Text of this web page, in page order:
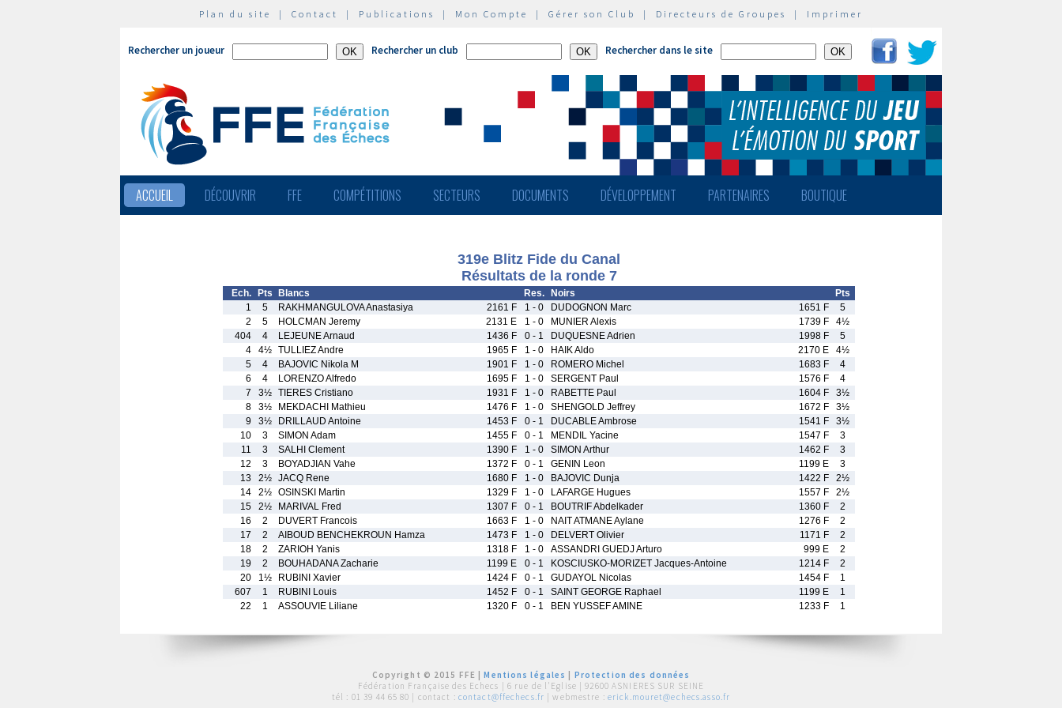
Plan du site | Contact | Publications | Mon Compte | Gérer son Club | Directeurs de Groupes | Imprimer
Rechercher un joueur Rechercher un club Rechercher dans le site
ACCUEIL DÉCOUVRIR FFE COMPÉTITIONS SECTEURS DOCUMENTS DÉVELOPPEMENT PARTENAIRES BOUTIQUE
319e Blitz Fide du Canal
Résultats de la ronde 7
Ech. Pts Blancs Res. Noirs
Pts
1
5 RAKHMANGULOVA Anastasiya 2161 F 1 - 0 DUDOGNON Marc 1651 F
5
2
5 HOLCMAN Jeremy 2131 E 1 - 0 MUNIER Alexis 1739 F
4½
404
4 LEJEUNE Arnaud 1436 F 0 - 1 DUQUESNE Adrien 1998 F
5
4
4½ TULLIEZ Andre 1965 F 1 - 0 HAIK Aldo 2170 E
4½
5
4 BAJOVIC Nikola M 1901 F 1 - 0 ROMERO Michel 1683 F
4
6
4 LORENZO Alfredo 1695 F 1 - 0 SERGENT Paul 1576 F
4
7
3½ TIERES Cristiano 1931 F 1 - 0 RABETTE Paul 1604 F
3½
8
3½ MEKDACHI Mathieu 1476 F 1 - 0 SHENGOLD Jeffrey 1672 F
3½
9
3½ DRILLAUD Antoine 1453 F 0 - 1 DUCABLE Ambrose 1541 F
3½
10
3 SIMON Adam 1455 F 0 - 1 MENDIL Yacine 1547 F
3
11
3 SALHI Clement 1390 F 1 - 0 SIMON Arthur 1462 F
3
12
3 BOYADJIAN Vahe 1372 F 0 - 1 GENIN Leon 1199 E
3
13
2½ JACQ Rene 1680 F 1 - 0 BAJOVIC Dunja 1422 F
2½
14
2½ OSINSKI Martin 1329 F 1 - 0 LAFARGE Hugues 1557 F
2½
15
2½ MARIVAL Fred 1307 F 0 - 1 BOUTRIF Abdelkader 1360 F
2
16
2 DUVERT Francois 1663 F 1 - 0 NAIT ATMANE Aylane 1276 F
2
17
2 AIBOUD BENCHEKROUN Hamza 1473 F 1 - 0 DELVERT Olivier 1171 F
2
18
2 ZARIOH Yanis 1318 F 1 - 0 ASSANDRI GUEDJ Arturo 999 E
2
19
2 BOUHADANA Zacharie 1199 E 0 - 1 KOSCIUSKO-MORIZET Jacques-Antoine 1214 F
2
20
1½ RUBINI Xavier 1424 F 0 - 1 GUDAYOL Nicolas 1454 F
1
607
1 RUBINI Louis 1452 F 0 - 1 SAINT GEORGE Raphael 1199 E
1
22
1 ASSOUVIE Liliane 1320 F 0 - 1 BEN YUSSEF AMINE 1233 F 1
Copyright © 2015 FFE |Mentions légales
Protection des données
Fédération Française des Echecs | 6 rue de l'Eglise | 92600 ASNIERES SUR SEINE
tél : 01 39 44 65 80 | contact : contact@ffechecs.fr | webmestre : erick.mouret@echecs.asso.fr